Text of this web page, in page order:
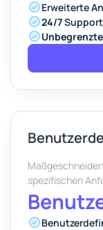
Erweiterte
24/7Support
spezifischen